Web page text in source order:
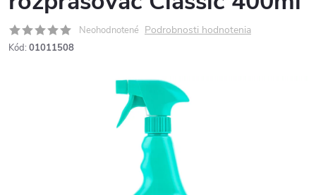
Neohodnotené Podrobnosti hodnotenia
Kód: 01011508